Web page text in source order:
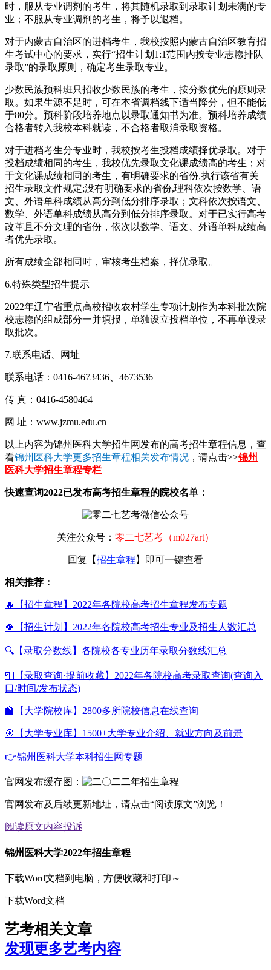
时，服从专业调剂的考生，将其随机录取到录取计划未满的专
业；不服从专业调剂的考生，将予以退档。
对于内蒙古自治区的进档考生，我校按照内蒙古自治区教育招
生考试中心的要求，实行“招生计划1:1范围内按专业志愿排队
录取”的录取原则，确定考生录取专业。
少数民族预科班只招收少数民族的考生，按分数优先的原则录
取。如果生源不足时，可在本省调档线下适当降分，但不能低
于80分。预科阶段培养地点以录取通知书为准。预科培养成绩
合格者转入我校本科就读，不合格者取消录取资格。
对于进档考生分专业时，我校按考生投档成绩择优录取。对于
投档成绩相同的考生，我校优先录取文化课成绩高的考生；对
于文化课成绩相同的考生，有明确要求的省份,执行该省有关
招生录取文件规定;没有明确要求的省份,理科依次按数学、语
文、外语单科成绩从高分到低分排序录取；文科依次按语文、
数学、外语单科成绩从高分到低分排序录取。对于已实行高考
改革且不分文理的省份，依次以数学、语文、外语单科成绩高
者优先录取。
所有成绩全部相同时，审核考生档案，择优录取。
6.特殊类型招生提示
2022年辽宁省重点高校招收农村学生专项计划作为本科批次院
校志愿的组成部分一并填报，单独设立投档单位，不再单设录
取批次。
7.联系电话、网址
联系电话：0416-4673436、4673536
传 真：0416-4580464
网 址：www.jzmu.edu.cn
以上内容为锦州医科大学招生网发布的高考招生章程信息，查
看锦州医科大学更多招生章程相关发布情况 ，请点击>>锦州
医科大学招生章程专栏
快速查询2022已发布高考招生章程的院校名单：
关注公众号： 零二七艺考（m027art）
回复【招生章程 】即可一键查看
相关推荐：
🔥【招生章程】2022年各院校高考招生章程发布专题
🍀【招生计划】2022年各院校高考招生专业及招生人数汇总
🔍【录取分数线】各院校各专业历年录取分数线汇总
📮【录取查询·提前收藏】2022年各院校高考录取查询(查询入
口/时间/发布状态)
🏫【大学院校库】2800多所院校信息在线查询
🎯【大学专业库】1500+大学专业介绍、就业方向及前景
👉锦州医科大学本科招生网专题
官网发布缓存图：
官网发布及后续更新地址，请点击“阅读原文”浏览！
阅读原文内容投诉
锦州医科大学2022年招生章程
下载Word文档到电脑，方便收藏和打印～
下载Word文档
艺考相关文章
发现更多艺考内容